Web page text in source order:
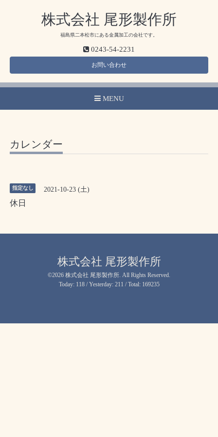
株式会社 尾形製作所
福島県二本松市にある金属加工の会社です。
0243-54-2231
お問い合わせ
MENU
カレンダー
指定なし 2021-10-23 (土)
休日
株式会社 尾形製作所
©2026 株式会社 尾形製作所 . All Rights Reserved.
Today: 118/ Yesterday: 211 / Total: 169235